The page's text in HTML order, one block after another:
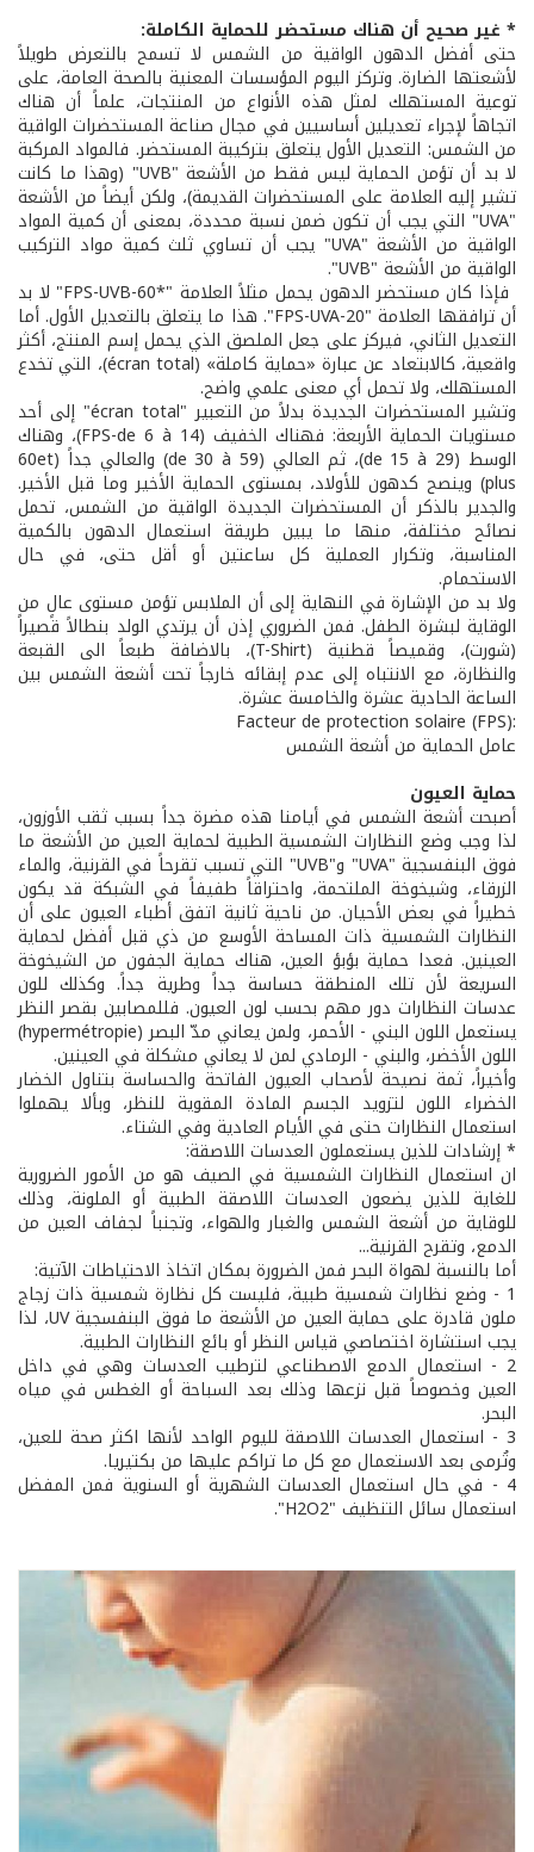
* غير صحيح أن هناك مستحضر للحماية الكاملة:
حتى أفضل الدهون الواقية من الشمس لا تسمح بالتعرض طويلاً
لأشعتها الضارة. وتركز اليوم المؤسسات المعنية بالصحة العامة، على
توعية المستهلك لمثل هذه الأنواع من المنتجات، علماً أن هناك
اتجاهاً لإجراء تعديلين أساسيين في مجال صناعة المستحضرات الواقية
من الشمس: التعديل الأول يتعلق بتركيبة المستحضر. فالمواد المركبة
لا بد أن تؤمن الحماية ليس فقط من الأشعة "UVB" (وهذا ما كانت
تشير إليه العلامة على المستحضرات القديمة)، ولكن أيضاً من الأشعة
"UVA" التي يجب أن تكون ضمن نسبة محددة، بمعنى أن كمية المواد
الواقية من الأشعة "UVA" يجب أن تساوي ثلث كمية مواد التركيب
الواقية من الأشعة "UVB".
فإذا كان مستحضر الدهون يحمل مثلاً العلامة "*FPS-UVB-60" لا بد
أن ترافقها العلامة "FPS-UVA-20". هذا ما يتعلق بالتعديل الأول. أما
التعديل الثاني، فيركز على جعل الملصق الذي يحمل إسم المنتج، أكثر
واقعية، كالابتعاد عن عبارة «حماية كاملة» (écran total)، التي تخدع
المستهلك، ولا تحمل أي معنى علمي واضح.
وتشير المستحضرات الجديدة بدلاً من التعبير "écran total" إلى أحد
مستويات الحماية الأربعة: فهناك الخفيف (FPS-de 6 à 14)، وهناك
الوسط (de 15 à 29)، ثم العالي (de 30 à 59) والعالي جداً (60et
plus) وينصح كدهون للأولاد، بمستوى الحماية الأخير وما قبل الأخير.
والجدير بالذكر أن المستحضرات الجديدة الواقية من الشمس، تحمل
نصائح مختلفة، منها ما يبين طريقة استعمال الدهون بالكمية
المناسبة، وتكرار العملية كل ساعتين أو أقل حتى، في حال
الاستحمام.
ولا بد من الإشارة في النهاية إلى أن الملابس تؤمن مستوى عالٍ من
الوقاية لبشرة الطفل. فمن الضروري إذن أن يرتدي الولد بنطالاً قصيراً
(شورت)، وقميصاً قطنية (T-Shirt)، بالاضافة طبعاً الى القبعة
والنظارة، مع الانتباه إلى عدم إبقائه خارجاً تحت أشعة الشمس بين
الساعة الحادية عشرة والخامسة عشرة.
:(Facteur de protection solaire (FPS
عامل الحماية من أشعة الشمس
حماية العيون
أصبحت أشعة الشمس في أيامنا هذه مضرة جداً بسبب ثقب الأوزون،
لذا وجب وضع النظارات الشمسية الطبية لحماية العين من الأشعة ما
فوق البنفسجية "UVA" و"UVB" التي تسبب تقرحاً في القرنية، والماء
الزرقاء، وشيخوخة الملتحمة، واحتراقاً طفيفاً في الشبكة قد يكون
خطيراً في بعض الأحيان. من ناحية ثانية اتفق أطباء العيون على أن
النظارات الشمسية ذات المساحة الأوسع من ذي قبل أفضل لحماية
العينين. فعدا حماية بؤبؤ العين، هناك حماية الجفون من الشيخوخة
السريعة لأن تلك المنطقة حساسة جداً وطرية جداً. وكذلك للون
عدسات النظارات دور مهم بحسب لون العيون. فللمصابين بقصر النظر
يستعمل اللون البني - الأحمر، ولمن يعاني مدّ البصر (hypermétropie)
اللون الأخضر، والبني - الرمادي لمن لا يعاني مشكلة في العينين.
وأخيراً، ثمة نصيحة لأصحاب العيون الفاتحة والحساسة بتناول الخضار
الخضراء اللون لتزويد الجسم المادة المقوية للنظر، وبألا يهملوا
استعمال النظارات حتى في الأيام العادية وفي الشتاء.
* إرشادات للذين يستعملون العدسات اللاصقة:
ان استعمال النظارات الشمسية في الصيف هو من الأمور الضرورية
للغاية للذين يضعون العدسات اللاصقة الطبية أو الملونة، وذلك
للوقاية من أشعة الشمس والغبار والهواء، وتجنباً لجفاف العين من
الدمع، وتقرح القرنية...
أما بالنسبة لهواة البحر فمن الضرورة بمكان اتخاذ الاحتياطات الآتية:
1 - وضع نظارات شمسية طبية، فليست كل نظارة شمسية ذات زجاج
ملون قادرة على حماية العين من الأشعة ما فوق البنفسجية UV، لذا
يجب استشارة اختصاصي قياس النظر أو بائع النظارات الطبية.
2 - استعمال الدمع الاصطناعي لترطيب العدسات وهي في داخل
العين وخصوصاً قبل نزعها وذلك بعد السباحة أو الغطس في مياه
البحر.
3 - استعمال العدسات اللاصقة لليوم الواحد لأنها اكثر صحة للعين،
وتُرمى بعد الاستعمال مع كل ما تراكم عليها من بكتيريا.
4 - في حال استعمال العدسات الشهرية أو السنوية فمن المفضل
استعمال سائل التنظيف "H2O2".